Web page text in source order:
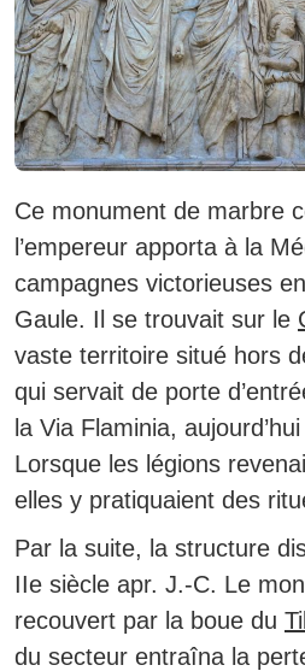
Ce monument de marbre
l’empereur apporta à la
campagnes victorieuses
Gaule. Il se trouvait sur le
vaste territoire situé hors
qui servait de porte
la Via Flaminia, aujourd’hui
Lorsque les légions
elles y pratiquaient des
Par la suite, la structure
IIe siècle apr. J.-C. Le
recouvert par la boue du
du secteur entraîna la